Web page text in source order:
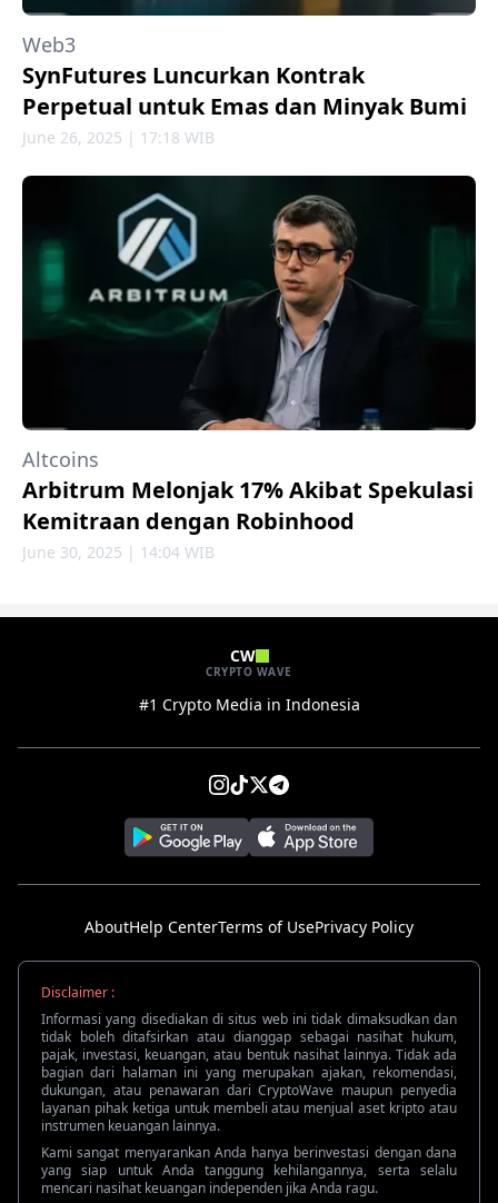
Web3
SynFutures Luncurkan Kontrak
Perpetual untuk Emas dan Minyak Bumi
June 26, 2025 | 17:18 WIB
Altcoins
Arbitrum Melonjak 17% Akibat Spekulasi
Kemitraan dengan Robinhood
June 30, 2025 | 14:04 WIB
CW
CRYPTO WAVE
#1 Crypto Media in Indonesia
AboutHelp CenterTerms of UsePrivacy Policy
Disclaimer :
Informasi yang disediakan di situs web ini tidak dimaksudkan dan
tidak boleh ditafsirkan atau dianggap sebagai nasihat hukum,
pajak, investasi, keuangan, atau bentuk nasihat lainnya. Tidak ada
bagian dari halaman ini yang merupakan ajakan, rekomendasi,
dukungan, atau penawaran dari CryptoWave maupun penyedia
layanan pihak ketiga untuk membeli atau menjual aset kripto atau
instrumen keuangan lainnya.
Kami sangat menyarankan Anda hanya berinvestasi dengan dana
yang siap untuk Anda tanggung kehilangannya, serta selalu
mencari nasihat keuangan independen jika Anda ragu.